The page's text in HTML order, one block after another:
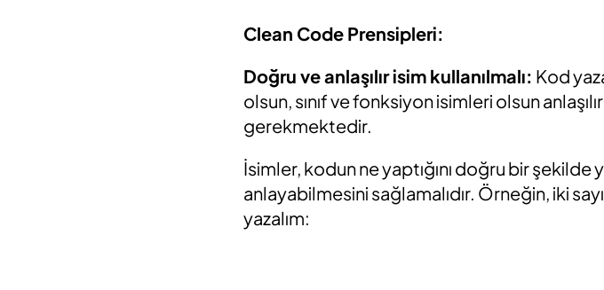
Clean Code Prensipleri:
Doğru ve anlaşılır isim kullanılmalı: Kod
olsun, sınıf ve fonksiyon isimleri olsun
gerekmektedir.
İsimler, kodun ne yaptığını doğru bir
anlayabilmesini sağlamalıdır. Örneğin, iki
yazalım: